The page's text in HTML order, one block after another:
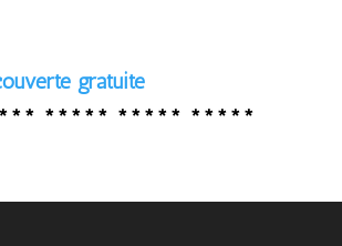
gratuite
***** ***** *****